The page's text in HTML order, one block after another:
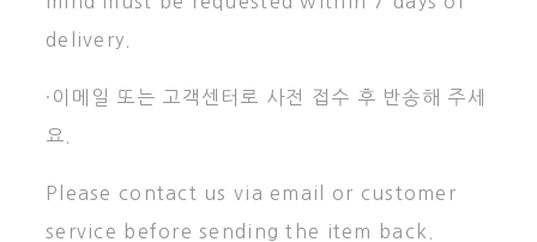
delivery.
·이메일 또는 고객센터로 사전 접수 후 반송해 주세
요.
Please contact us via email or customer
service before sending the item back.